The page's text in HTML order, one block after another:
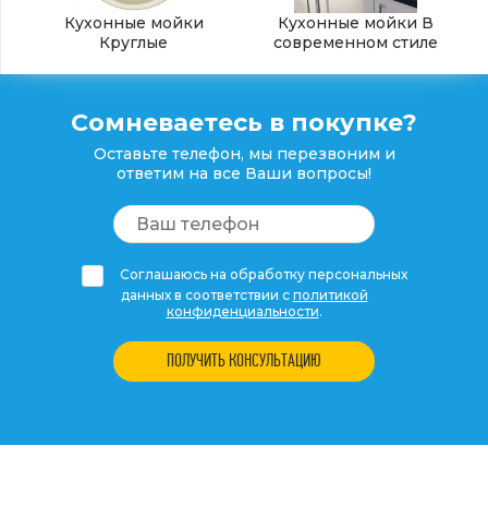
Кухонные мойки
Круглые
Кухонные мойки В
современном стиле
Сомневаетесь в покупке?
Оставьте телефон, мы перезвоним и
ответим на все Ваши вопросы!
Соглашаюсь на обработку персональных
данных в соответствии с политикой
конфиденциальности.
ПОЛУЧИТЬ КОНСУЛЬТАЦИЮ